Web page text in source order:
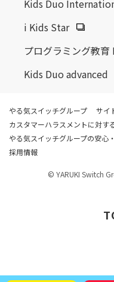
Kids Duo
i Kids Star
プログラミング教育
Kids Duo advanced
やる気スイッチグループ サイ
カスタマーハラスメントに対す
やる気スイッチグループの安心
採用情報
© YARUKI Switch